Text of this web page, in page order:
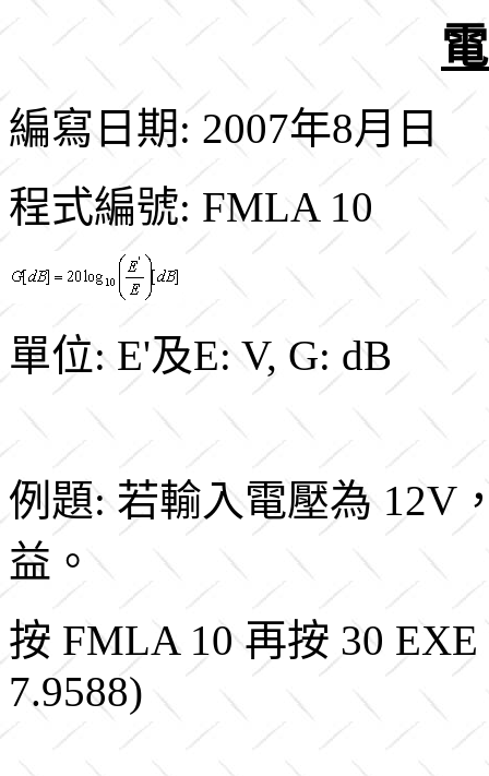
編寫日期: 2007年8月日
程式編號: FMLA 10
單位: E'及E: V, G: dB
例題: 若輸入電壓為 12V
益。
按 FMLA 10 再按 30
7.9588)